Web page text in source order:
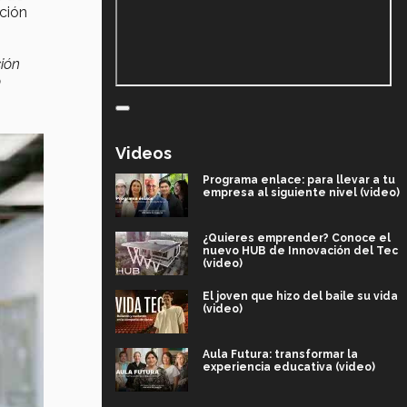
Videos
Programa enlace: para llevar a tu
empresa al siguiente nivel (video)
¿Quieres emprender? Conoce el
nuevo HUB de Innovación del Tec
(video)
El joven que hizo del baile su vida
(video)
Aula Futura: transformar la
experiencia educativa (video)